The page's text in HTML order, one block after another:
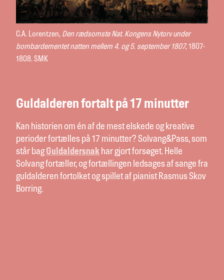
C.A. Lorentzen, Den rædsomste Nat. Kongens Nytorv under
bombardementet natten mellem 4. og 5. september 1807, 1807-
1808. SMK
Guldalderen fortalt på 17 minutter
Kan historien om én af de mest elskede og kreative
perioder fortælles på 17 minutter? Solvang&Pass, som
står bag Guldaldersnak har gjort forsøget. Helle
Solvang fortæller, og fortællingen ledsages af sange fra
guldalderen fortolket og spillet af pianist Rasmus Skov
Borring.